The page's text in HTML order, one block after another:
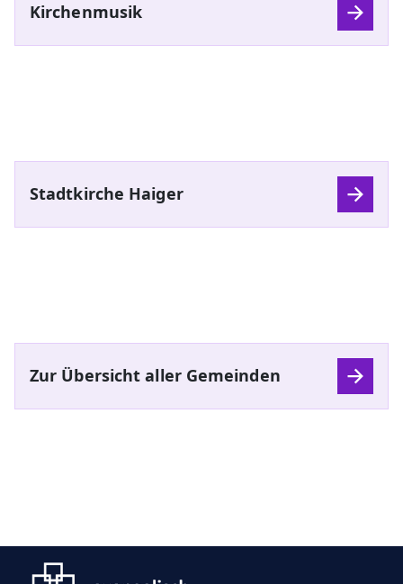
Kirchenmusik
Stadtkirche Haiger
Zur Übersicht aller Gemeinden